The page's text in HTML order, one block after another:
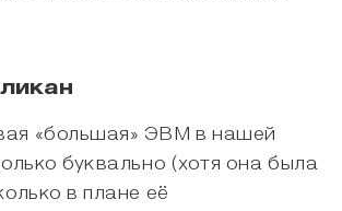
«большая» ЭВМ в нашей
буквально (хотя она была
в плане её